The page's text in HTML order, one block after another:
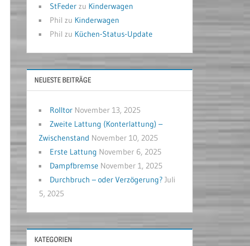
StFeder zu Kinderwagen
Phil zu Kinderwagen
Phil zu Küchen-Status-Update
NEUESTE BEITRÄGE
Rolltor November 13, 2025
Zweite Lattung (Konterlattung) –
Zwischenstand November 10, 2025
Erste Lattung November 6, 2025
Dampfbremse November 1, 2025
Durchbruch – oder Verzögerung? Juli
5, 2025
KATEGORIEN